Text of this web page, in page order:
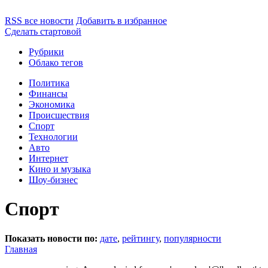
RSS все новости Добавить в избранное
Сделать стартовой
Рубрики
Облако тегов
Политика
Финансы
Экономика
Происшествия
Спорт
Технологии
Авто
Интернет
Кино и музыка
Шоу-бизнес
Спорт
Показать новости по: дате, рейтингу, популярности
Главная